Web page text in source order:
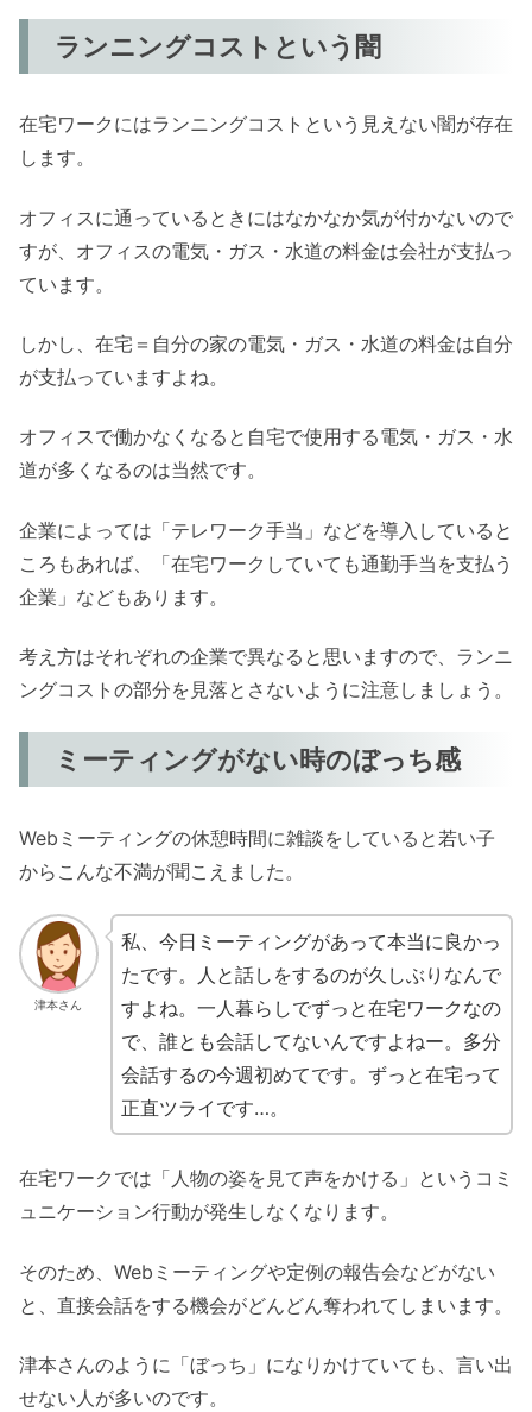
ランニングコストという闇
在宅ワークにはランニングコストという見えない闇が存在
します。
オフィスに通っているときにはなかなか気が付かないので
すが、オフィスの電気・ガス・水道の料金は会社が支払っ
ています。
しかし、在宅＝自分の家の電気・ガス・水道の料金は自分
が支払っていますよね。
オフィスで働かなくなると自宅で使用する電気・ガス・水
道が多くなるのは当然です。
企業によっては「テレワーク手当」などを導入していると
ころもあれば、「在宅ワークしていても通勤手当を支払う
企業」などもあります。
考え方はそれぞれの企業で異なると思いますので、ランニ
ングコストの部分を見落とさないように注意しましょう。
ミーティングがない時のぼっち感
Webミーティングの休憩時間に雑談をしていると若い子
からこんな不満が聞こえました。
津本さん
私、今日ミーティングがあって本当に良かっ
たです。人と話しをするのが久しぶりなんで
すよね。一人暮らしでずっと在宅ワークなの
で、誰とも会話してないんですよねー。多分
会話するの今週初めてです。ずっと在宅って
正直ツライです…。
在宅ワークでは「人物の姿を見て声をかける」というコミ
ュニケーション行動が発生しなくなります。
そのため、Webミーティングや定例の報告会などがない
と、直接会話をする機会がどんどん奪われてしまいます。
津本さんのように「ぼっち」になりかけていても、言い出
せない人が多いのです。